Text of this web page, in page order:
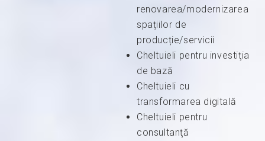
renovarea/modernizarea
spațiilor de
producție/servicii
Cheltuieli pentru investiţia
de bază
Cheltuieli cu
transformarea digitală
Cheltuieli pentru
consultanţă